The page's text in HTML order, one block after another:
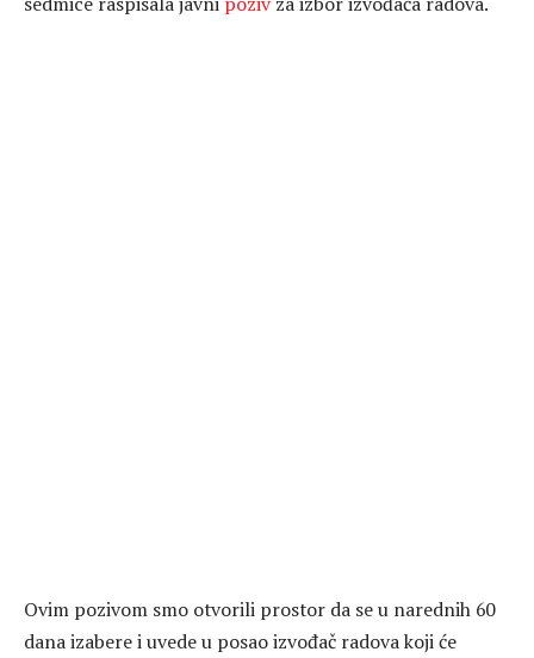
Ovim pozivom smo otvorili prostor da se u narednih 60
dana izabere i uvede u posao izvođač radova koji će